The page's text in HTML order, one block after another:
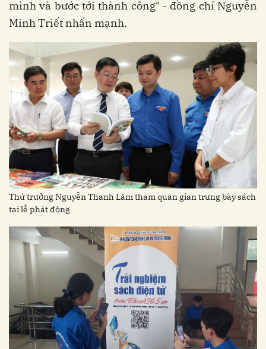
mình và bước tới thành công" - đồng chí Nguyễn
Minh Triết nhấn mạnh.
Thứ trưởng Nguyễn Thanh Lâm tham quan gian trưng bày sách
tại lễ phát động